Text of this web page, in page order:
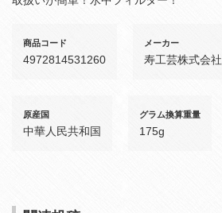
商品コード
4972814531260
メーカー
寿工芸株式会社
原産国
中華人民共和国
グラム換算重量
175g